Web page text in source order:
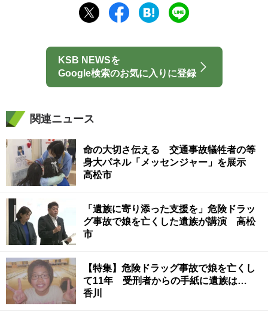
KSB NEWSを
Google検索のお気に入りに登録
関連ニュース
命の大切さ伝える 交通事故犠牲者の等
身大パネル「メッセンジャー」を展示
高松市
「遺族に寄り添った支援を」危険ドラッ
グ事故で娘を亡くした遺族が講演 高松
市
【特集】危険ドラッグ事故で娘を亡くし
て11年 受刑者からの手紙に遺族は…
香川